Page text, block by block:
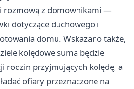
i rozmową z domownikami —
dotyczące duchowego i
domu. Wskazano także,
kolędowe suma będzie
rodzin przyjmujących kolędę, a
ofiary przeznaczone na